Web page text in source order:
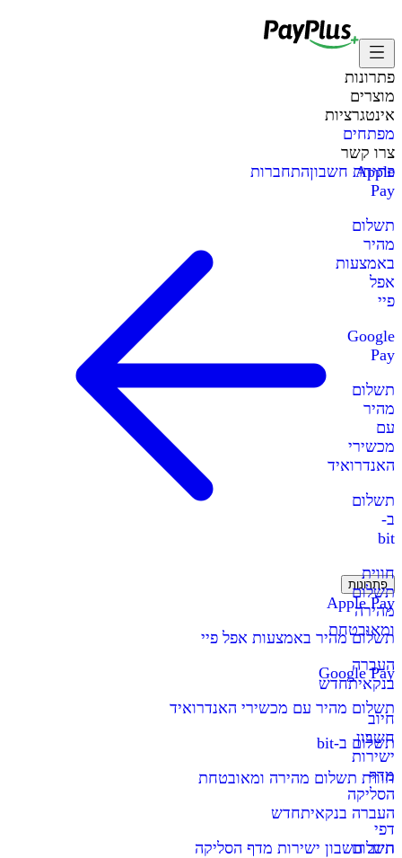
פתרונות
מוצרים
אינטגרציות
מפתחים
צרו קשר
Apple
Pay
תשלום
מהיר
באמצעות
אפל
פיי
Google
Pay
תשלום
מהיר
עם
מכשירי
האנדרואיד
תשלום
ב-
bit
חווית
תשלום
מהירה
ומאובטחת
העברה
בנקאיתחדש
חיוב
חשבון
ישירות
מדף
הסליקה
דפי
תשלום
פתיחת חשבוןהתחברות
פתרונות
Apple Pay
תשלום מהיר באמצעות אפל פיי
Google Pay
תשלום מהיר עם מכשירי האנדרואיד
תשלום ב-bit
חווית תשלום מהירה ומאובטחת
העברה בנקאיתחדש
חיוב חשבון ישירות מדף הסליקה